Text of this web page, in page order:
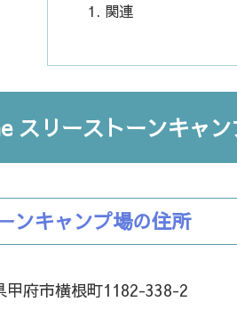
関連
スリーストーンキャ
ンキャンプ場の住所
甲府市横根町1182-338-2